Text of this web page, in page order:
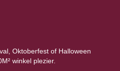
Oktoberfest of Halloween
winkel plezier.